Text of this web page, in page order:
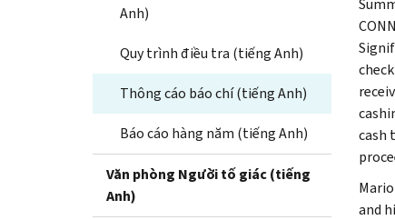
Anh)
Quy trình điều tra (tiếng Anh)
Thông cáo báo chí (tiếng Anh)
Báo cáo hàng năm (tiếng Anh)
Văn phòng Người tố giác (tiếng
Anh)
cash
and